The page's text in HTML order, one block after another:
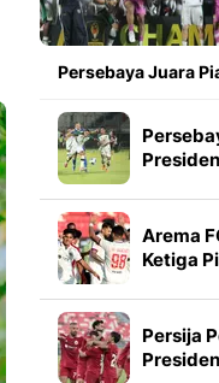
Persebaya Juara
Arema
Ketiga
Persija